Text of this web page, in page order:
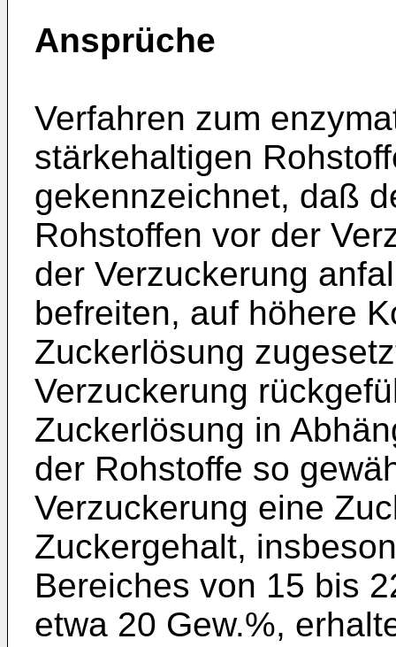
Ansprüche
Verfahren zum
stärkehaltigen
gekennzeichnet, daß
Rohstoffen vor der
der Verzuckerung
befreiten, auf höhere
Zuckerlösung
Verzuckerung
Zuckerlösung in
der Rohstoffe so
Verzuckerung eine
Zuckergehalt,
Bereiches von 15 bis
etwa 20 Gew.%,